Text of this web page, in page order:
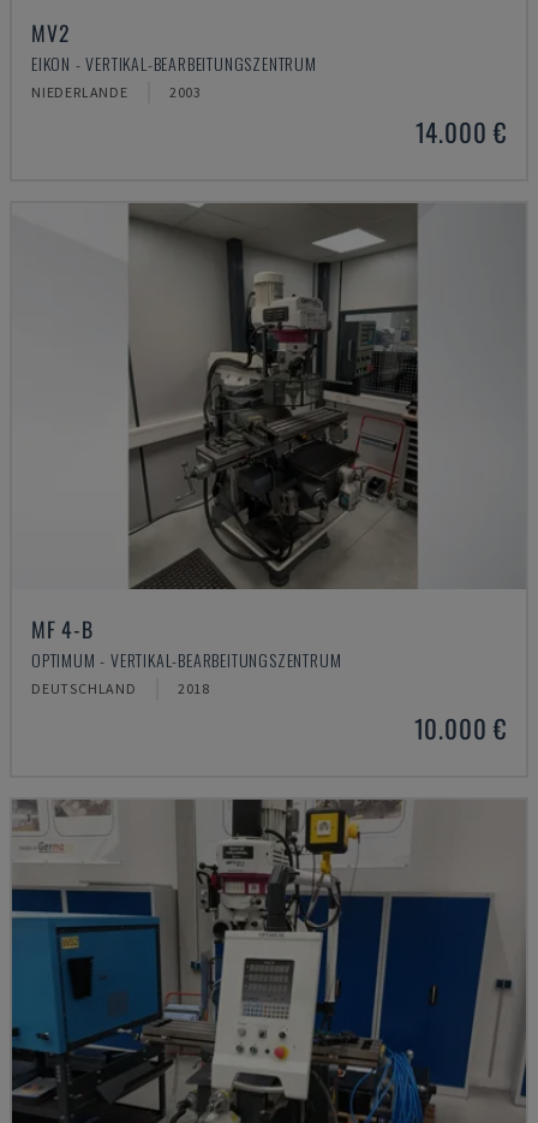
MV2
EIKON - VERTIKAL-BEARBEITUNGSZENTRUM
NIEDERLANDE 2003
14.000 €
MF 4-B
OPTIMUM - VERTIKAL-BEARBEITUNGSZENTRUM
DEUTSCHLAND 2018
10.000 €